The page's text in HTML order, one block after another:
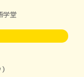
学堂